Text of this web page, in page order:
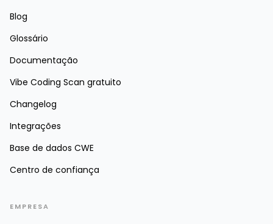
Blog
Glossário
Documentação
Vibe Coding Scan gratuito
Changelog
Integrações
Base de dados CWE
Centro de confiança
EMPRESA